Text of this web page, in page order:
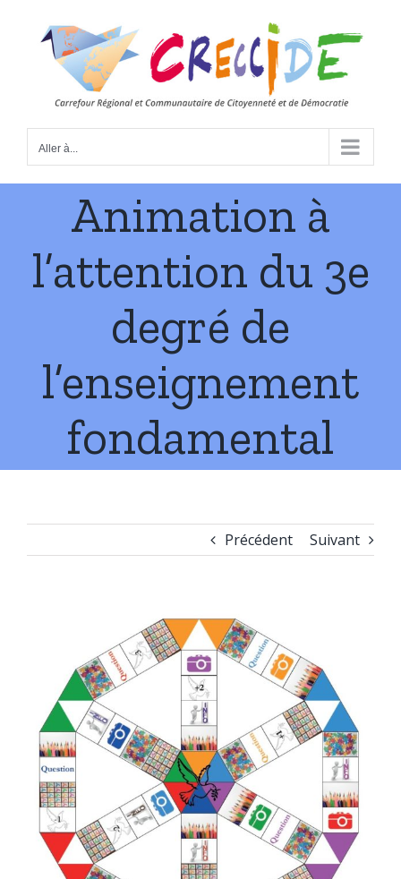
Aller à...
Animation à
l’attention du 3e
degré de
l’enseignement
fondamental
Précédent Suivant
agrandie